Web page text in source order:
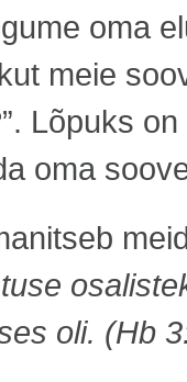
oma
meie
Lõpuks
oma
oli. (Hb